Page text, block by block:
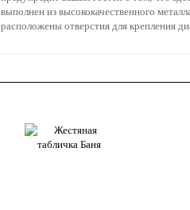
выполнен из высококачественного
расположены отверстия для крепления